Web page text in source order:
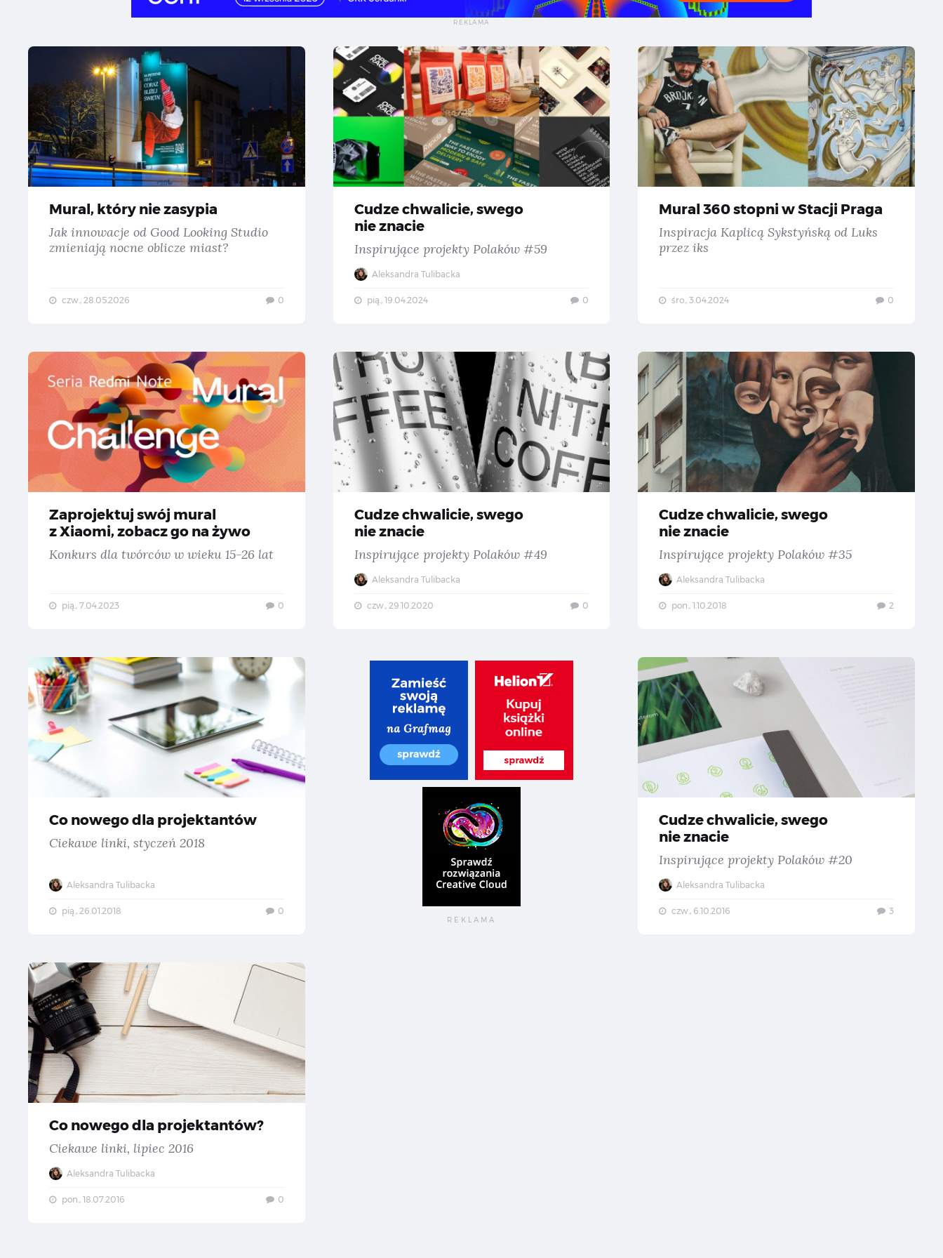
Mural, który nie zasypia — Jak innowacje od Good Looking Studio zmieniają nocne oblicze miast?
Mural, który nie zasypia
Jak innowacje od Good Looking Studio
zmieniają nocne oblicze miast?
czw., 28.05.2026 0
Cudze chwalicie, swego nie znacie — Inspirujące projekty Polaków #59
Cudze chwalicie, swego
nie znacie
Inspirujące projekty Polaków #59
Aleksandra Tulibacka
pią., 19.04.2024 0
Mural 360 stopni w Stacji Praga
Inspiracja Kaplicą Sykstyńską od Luks
przez iks
śro., 3.04.2024 0
Zaprojektuj swój mural z Xiaomi, zobacz go na żywo — Konkurs dla twórców w wieku 15-26 lat
Zaprojektuj swój mural
z Xiaomi, zobacz go na żywo
Konkurs dla twórców w wieku 15-26 lat
pią., 7.04.2023 0
Cudze chwalicie, swego nie znacie — Inspirujące projekty Polaków #49
Cudze chwalicie, swego
nie znacie
Inspirujące projekty Polaków #49
Aleksandra Tulibacka
czw., 29.10.2020 0
Cudze chwalicie, swego
nie znacie
Inspirujące projekty Polaków #35
Aleksandra Tulibacka
pon., 1.10.2018 2
Co nowego dla projektantów — Ciekawe linki, styczeń 2018
Co nowego dla projektantów
Ciekawe linki, styczeń 2018
Aleksandra Tulibacka
pią., 26.01.2018 0
Cudze chwalicie, swego
nie znacie
Inspirujące projekty Polaków #20
Aleksandra Tulibacka
czw., 6.10.2016 3
Co nowego dla projektantów? — Ciekawe linki, lipiec 2016
Co nowego dla projektantów?
Ciekawe linki, lipiec 2016
Aleksandra Tulibacka
pon., 18.07.2016 0